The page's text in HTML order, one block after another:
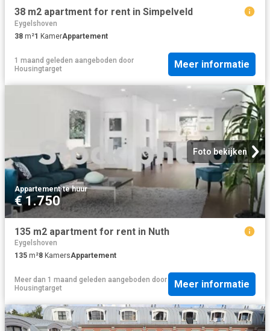
38 m2 apartment for rent in Simpelveld
Eygelshoven
38 m²1 KamerAppartement
1 maand geleden aangeboden door
Housingtarget
Meer informatie
Foto bekijken
Appartement·te huur
€ 1.750
135 m2 apartment for rent in Nuth
Eygelshoven
135 m²8 KamersAppartement
Meer dan 1 maand geleden aangeboden door
Housingtarget
Meer informatie